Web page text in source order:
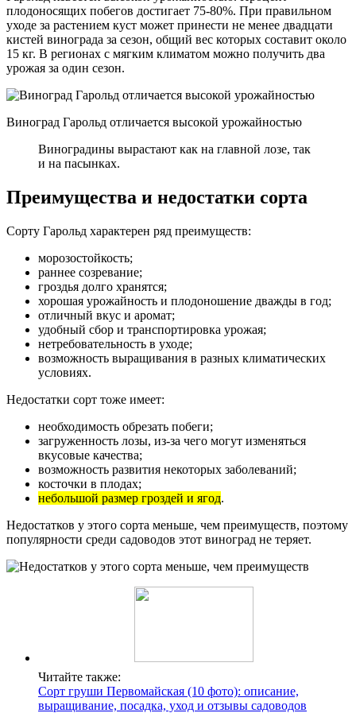
плодоносящих побегов достигает 75-80%. При правильном
уходе за растением куст может принести не менее двадцати
кистей винограда за сезон, общий вес которых составит около
15 кг. В регионах с мягким климатом можно получить два
урожая за один сезон.
Виноград Гарольд отличается высокой урожайностью
Виноградины вырастают как на главной лозе, так
и на пасынках.
Преимущества и недостатки сорта
Сорту Гарольд характерен ряд преимуществ:
морозостойкость;
раннее созревание;
гроздья долго хранятся;
хорошая урожайность и плодоношение дважды в год;
отличный вкус и аромат;
удобный сбор и транспортировка урожая;
нетребовательность в уходе;
возможность выращивания в разных климатических
условиях.
Недостатки сорт тоже имеет:
необходимость обрезать побеги;
загруженность лозы, из-за чего могут изменяться
вкусовые качества;
возможность развития некоторых заболеваний;
косточки в плодах;
небольшой размер гроздей и ягод.
Недостатков у этого сорта меньше, чем преимуществ, поэтому
популярности среди садоводов этот виноград не теряет.
Читайте также:
Сорт груши Первомайская (10 фото): описание,
выращивание, посадка, уход и отзывы садоводов